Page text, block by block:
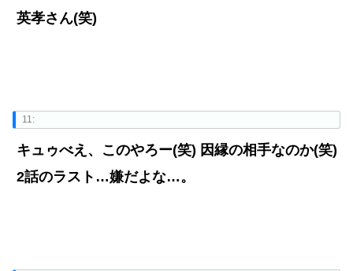
英孝さん(笑)
11:
キュゥべえ、このやろー(笑) 因縁の相手なのか(笑)
2話のラスト…嫌だよな…。